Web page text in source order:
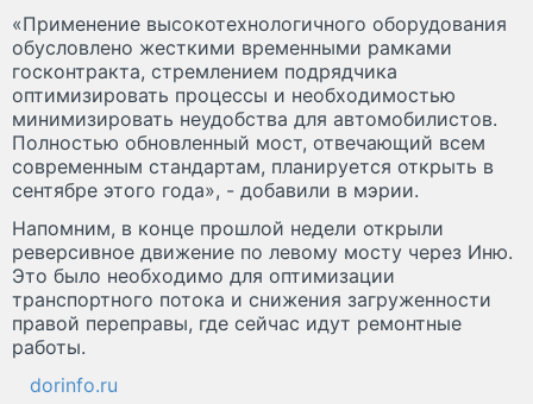
«Применение высокотехнологичного оборудования
обусловлено жесткими временными рамками
госконтракта, стремлением подрядчика
оптимизировать процессы и необходимостью
минимизировать неудобства для автомобилистов.
Полностью обновленный мост, отвечающий всем
современным стандартам, планируется открыть в
сентябре этого года», - добавили в мэрии.
Напомним, в конце прошлой недели открыли
реверсивное движение по левому мосту через Иню.
Это было необходимо для оптимизации
транспортного потока и снижения загруженности
правой переправы, где сейчас идут ремонтные
работы.
dorinfo.ru